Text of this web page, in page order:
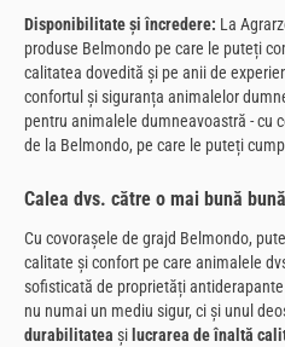
Disponibilitate și încredere: La
produse Belmondo pe care le puteți
calitatea dovedită și pe anii de
confortul și siguranța animalelor
pentru animalele dumneavoastră - cu
de la Belmondo, pe care le puteți
Calea dvs. către o mai bună
Cu covorașele de grajd Belmondo,
calitate și confort pe care animalele
sofisticată de proprietăți
nu numai un mediu sigur, ci și unul
durabilitatea și lucrarea de înaltă